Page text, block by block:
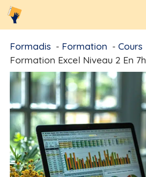
Aller
au
Formadis Formation
Cours
Formation Excel Niveau 2 En 7h